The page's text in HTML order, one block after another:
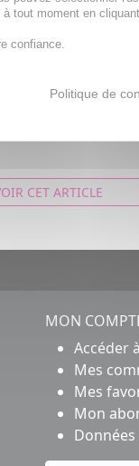
légumes verts
et
Velouté de
CET ARTICLE
MON
Accéder
Mes
Mes
Mon
tout moment en
confiance.
Politique de